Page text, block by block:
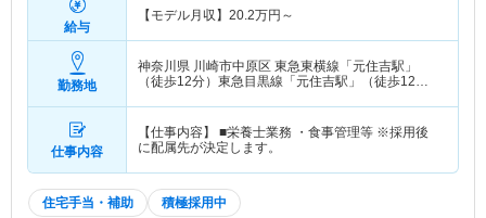
給与
【モデル月収】 20.2万円～
勤務地
神奈川県 川崎市中原区 東急東横線「元住吉駅」
（徒歩12分）東急目黒線「元住吉駅」（徒歩12
仕事内容
【仕事内容】 ■栄養士業務 ・食事管理等 ※採用後
に配属先が決定します。
住宅手当・補助 積極採用中